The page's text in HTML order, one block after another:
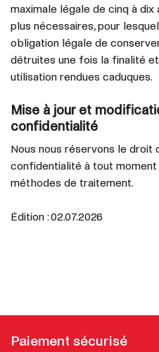
maximale légale de cinq à dix
plus nécessaires, pour
obligation légale de
détruites une fois la finalité
utilisation rendues caduques.
Mise à jour et
confidentialité
Nous nous réservons le
confidentialité à tout
méthodes de traitement.
Édition : 02.07.2026
Paiement sécurisé